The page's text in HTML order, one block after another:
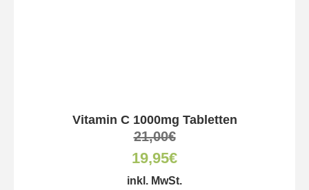
Vitamin C 1000mg Tabletten
21,00€
19,95€
inkl. MwSt.